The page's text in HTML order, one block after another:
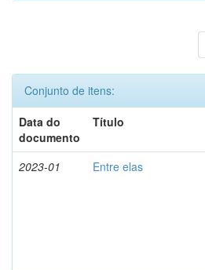
Conjunto de itens:
Data do
documento
Título
2023-01 Entre elas